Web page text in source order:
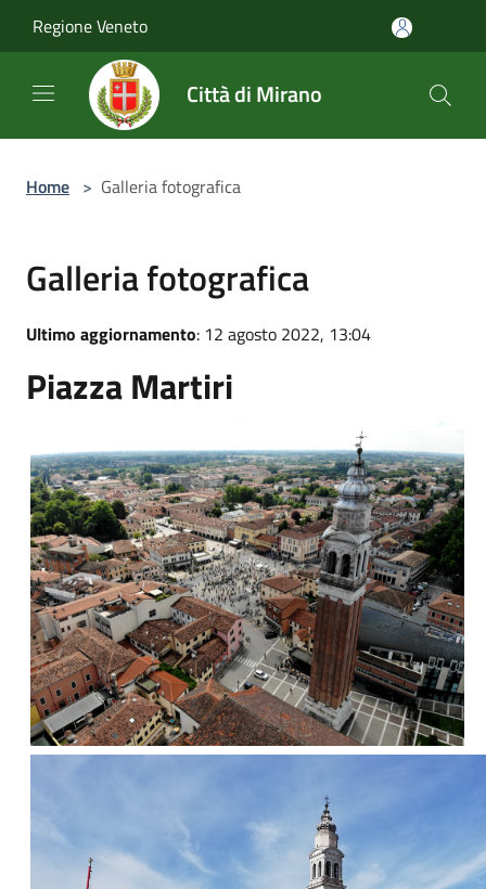
Regione Veneto
Città di Mirano
Home > Galleria fotografica
Galleria fotografica
Ultimo aggiornamento: 12 agosto 2022, 13:04
Piazza Martiri